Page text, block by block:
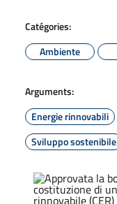
Catégories:
Ambiente
Arguments:
Energie rinnovabili
Sviluppo sostenibile